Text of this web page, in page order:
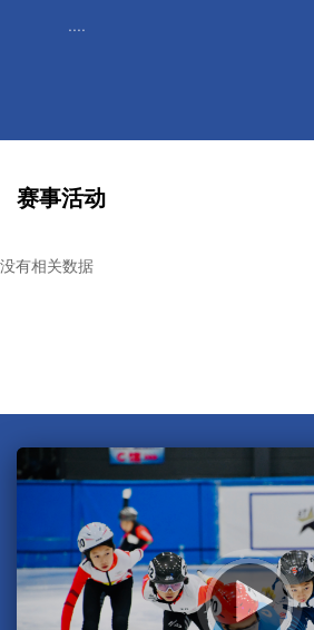
....
赛事活动
没有相关数据